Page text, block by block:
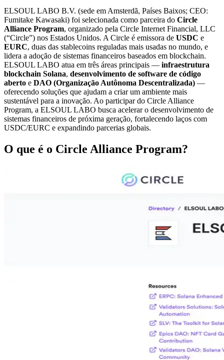
ELSOUL LABO B.V. (sede em Amsterdã, Países Baixos; CEO:
Fumitake Kawasaki) foi selecionada como parceira do Circle
Alliance Program, organizado pela Circle Internet Financial, LLC
(“Circle”) nos Estados Unidos. A Circle é emissora de USDC e
EURC, duas das stablecoins reguladas mais usadas no mundo, e
lidera a adoção de sistemas financeiros baseados em blockchain.
ELSOUL LABO atua em três áreas principais — infraestrutura
blockchain Solana, desenvolvimento de software de código
aberto e DAO (Organização Autônoma Descentralizada) —
oferecendo soluções que ajudam a criar um ambiente mais
sustentável para a inovação. Ao participar do Circle Alliance
Program, a ELSOUL LABO busca acelerar o desenvolvimento de
sistemas financeiros de próxima geração, fortalecendo laços com
USDC/EURC e expandindo parcerias globais.
O que é o Circle Alliance Program?